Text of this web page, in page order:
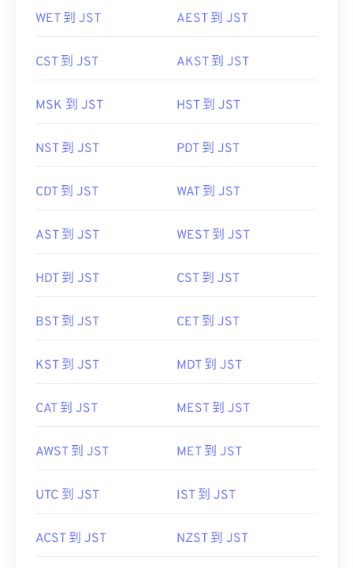
WET 到 JST AEST 到 JST
CST 到 JST AKST 到 JST
MSK 到 JST HST 到 JST
NST 到 JST PDT 到 JST
CDT 到 JST WAT 到 JST
AST 到 JST WEST 到 JST
HDT 到 JST CST 到 JST
BST 到 JST CET 到 JST
KST 到 JST MDT 到 JST
CAT 到 JST MEST 到 JST
AWST 到 JST MET 到 JST
UTC 到 JST IST 到 JST
ACST 到 JST NZST 到 JST